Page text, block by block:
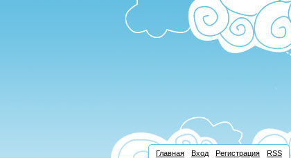
Главная Вход Регистрация RSS